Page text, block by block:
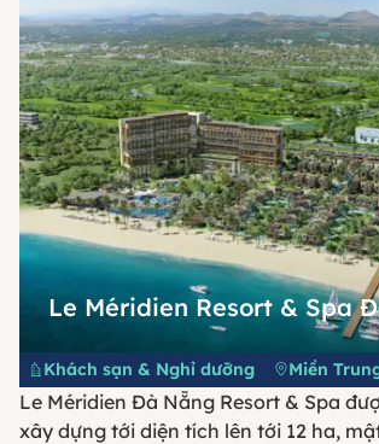
Le Méridien Resort & Spa
Khách sạn & Nghỉ dưỡng Miền
Le Méridien Đà Nẵng Resort & Spa
xây dựng tới diện tích lên tới 12 ha,